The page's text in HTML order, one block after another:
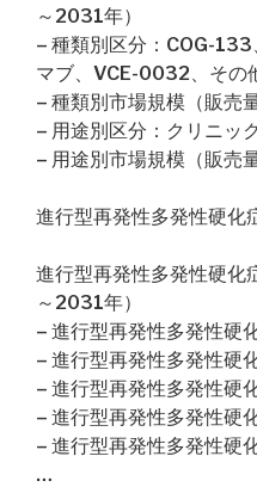
～2031年）
– 種類別区分：COG-
マブ、VCE-0032、その
– 種類別市場規模（販売
– 用途別区分：クリニッ
– 用途別市場規模（販売
進行型再発性多発性硬化
進行型再発性多発性硬
～2031年）
– 進行型再発性多発性硬
– 進行型再発性多発性硬
– 進行型再発性多発性硬
– 進行型再発性多発性硬
– 進行型再発性多発性硬
…